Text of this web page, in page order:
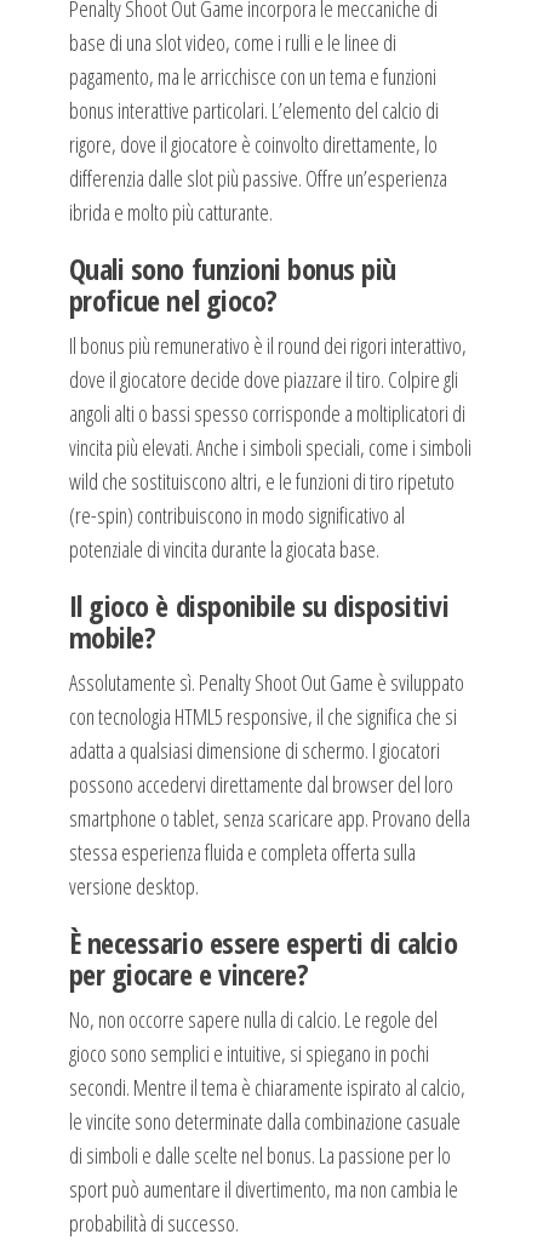
Penalty Shoot Out Game incorpora le meccaniche di
base di una slot video, come i rulli e le linee di
pagamento, ma le arricchisce con un tema e funzioni
bonus interattive particolari. L’elemento del calcio di
rigore, dove il giocatore è coinvolto direttamente, lo
differenzia dalle slot più passive. Offre un’esperienza
ibrida e molto più catturante.
Quali sono funzioni bonus più
proficue nel gioco?
Il bonus più remunerativo è il round dei rigori interattivo,
dove il giocatore decide dove piazzare il tiro. Colpire gli
angoli alti o bassi spesso corrisponde a moltiplicatori di
vincita più elevati. Anche i simboli speciali, come i simboli
wild che sostituiscono altri, e le funzioni di tiro ripetuto
(re-spin) contribuiscono in modo significativo al
potenziale di vincita durante la giocata base.
Il gioco è disponibile su dispositivi
mobile?
Assolutamente sì. Penalty Shoot Out Game è sviluppato
con tecnologia HTML5 responsive, il che significa che si
adatta a qualsiasi dimensione di schermo. I giocatori
possono accedervi direttamente dal browser del loro
smartphone o tablet, senza scaricare app. Provano della
stessa esperienza fluida e completa offerta sulla
versione desktop.
È necessario essere esperti di calcio
per giocare e vincere?
No, non occorre sapere nulla di calcio. Le regole del
gioco sono semplici e intuitive, si spiegano in pochi
secondi. Mentre il tema è chiaramente ispirato al calcio,
le vincite sono determinate dalla combinazione casuale
di simboli e dalle scelte nel bonus. La passione per lo
sport può aumentare il divertimento, ma non cambia le
probabilità di successo.